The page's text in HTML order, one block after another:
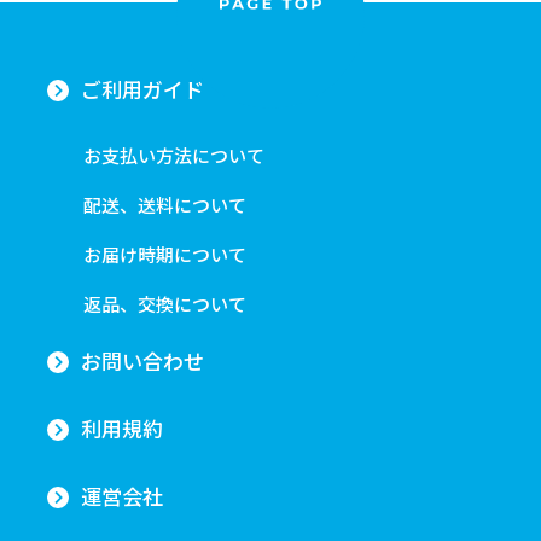
ご利用ガイド
お支払い方法について
配送、送料について
お届け時期について
返品、交換について
お問い合わせ
利用規約
運営会社